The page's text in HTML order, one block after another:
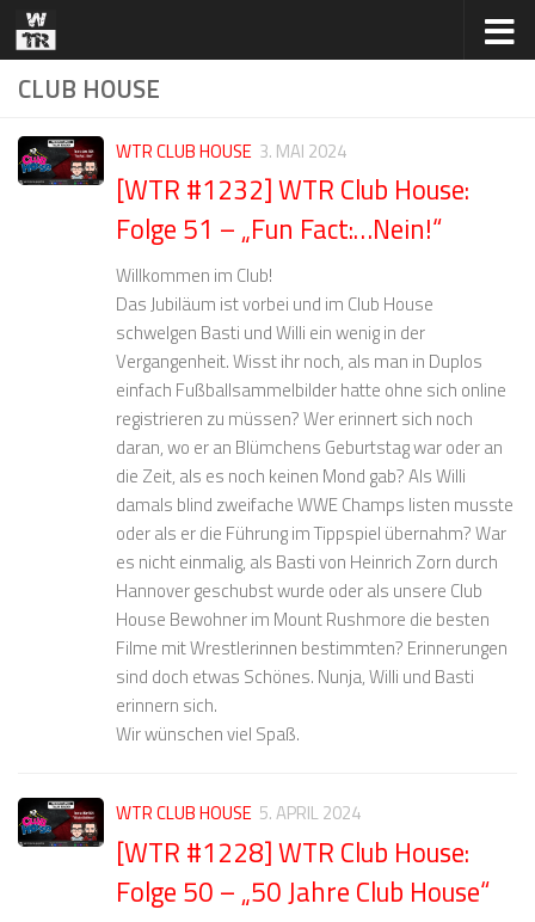
Zum Inhalt springen
CLUB HOUSE
WTR CLUB HOUSE 3. MAI 2024
[WTR #1232] WTR Club House:
Folge 51 – „Fun Fact:…Nein!“
Willkommen im Club!
Das Jubiläum ist vorbei und im Club House
schwelgen Basti und Willi ein wenig in der
Vergangenheit. Wisst ihr noch, als man in Duplos
einfach Fußballsammelbilder hatte ohne sich online
registrieren zu müssen? Wer erinnert sich noch
daran, wo er an Blümchens Geburtstag war oder an
die Zeit, als es noch keinen Mond gab? Als Willi
damals blind zweifache WWE Champs listen musste
oder als er die Führung im Tippspiel übernahm? War
es nicht einmalig, als Basti von Heinrich Zorn durch
Hannover geschubst wurde oder als unsere Club
House Bewohner im Mount Rushmore die besten
Filme mit Wrestlerinnen bestimmten? Erinnerungen
sind doch etwas Schönes. Nunja, Willi und Basti
erinnern sich.
Wir wünschen viel Spaß.
WTR CLUB HOUSE 5. APRIL 2024
[WTR #1228] WTR Club House:
Folge 50 – „50 Jahre Club House“